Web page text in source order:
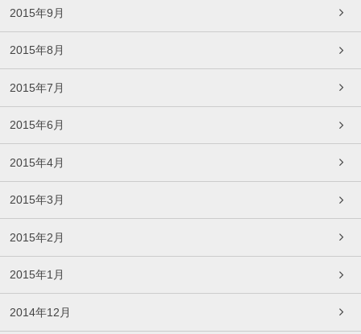
2015年9月
2015年8月
2015年7月
2015年6月
2015年4月
2015年3月
2015年2月
2015年1月
2014年12月